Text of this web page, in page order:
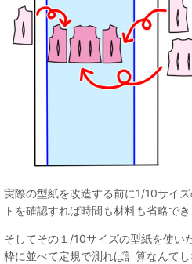
実際の型紙を改造する前に1/10サイ
トを確認すれば時間も材料も省略でき
そしてその１/10サイズの型紙を使い
枠に並べて定規で測れば計算なんて